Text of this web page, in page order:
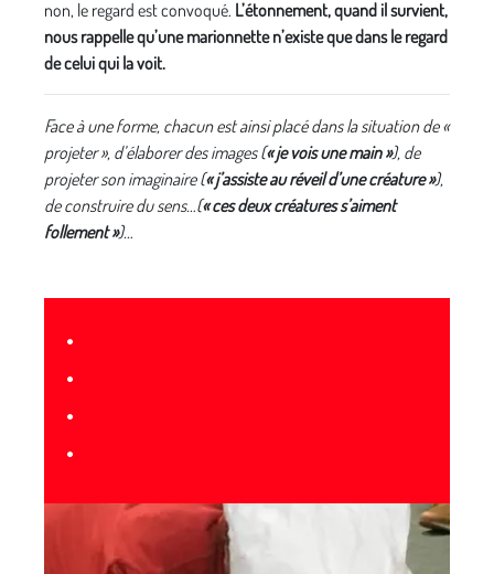
non, le regard est convoqué. L’étonnement, quand il survient,
nous rappelle qu’une marionnette n’existe que dans le regard
de celui qui la voit.
Face à une forme, chacun est ainsi placé dans la situation de «
projeter », d’élaborer des images (« je vois une main »), de
projeter son imaginaire (« j’assiste au réveil d’une créature »),
de construire du sens…(« ces deux créatures s’aiment
follement »)…
•
•
•
•